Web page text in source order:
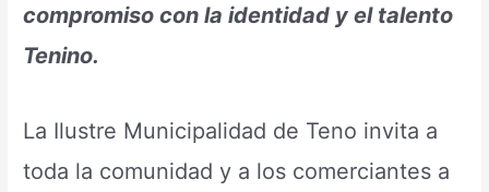
compromiso con la identidad y el talento
Tenino.
La Ilustre Municipalidad de Teno invita a
toda la comunidad y a los comerciantes a